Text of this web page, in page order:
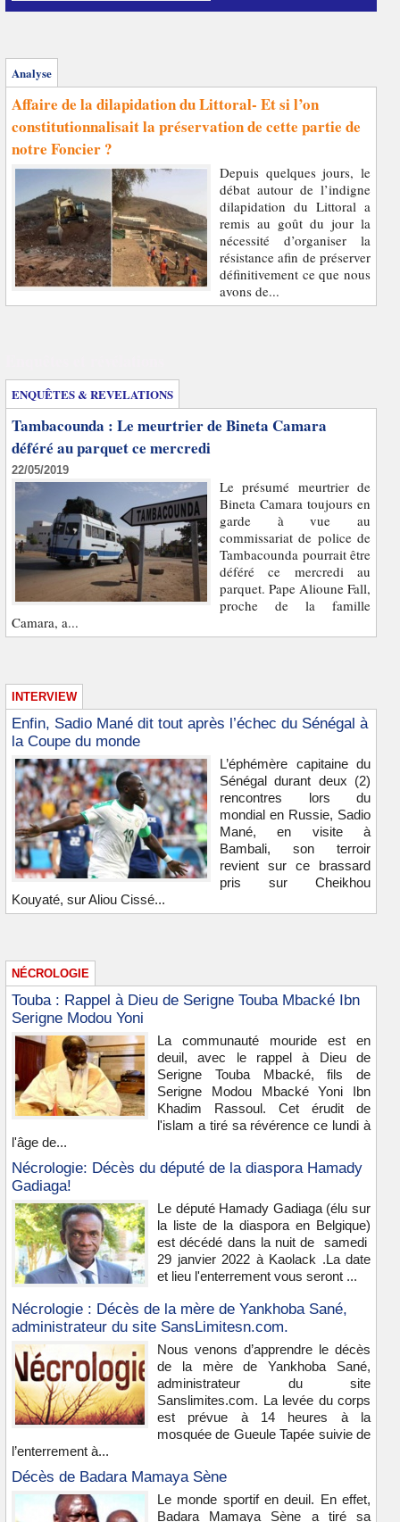
Analyse
Affaire de la dilapidation du Littoral- Et si l’on
constitutionnalisait la préservation de cette partie de
notre Foncier ?
Depuis quelques jours, le
débat autour de l’indigne
dilapidation du Littoral a
remis au goût du jour la
nécessité d’organiser la
résistance afin de préserver
définitivement ce que nous
avons de...
ENQUÊTES & REVELATIONS
Tambacounda : Le meurtrier de Bineta Camara
déféré au parquet ce mercredi
22/05/2019
Le présumé meurtrier de
Bineta Camara toujours en
garde à vue au
commissariat de police de
Tambacounda pourrait être
déféré ce mercredi au
parquet. Pape Alioune Fall,
proche de la famille
Camara, a...
INTERVIEW
Enfin, Sadio Mané dit tout après l’échec du Sénégal à
la Coupe du monde
L’éphémère capitaine du
Sénégal durant deux (2)
rencontres lors du
mondial en Russie, Sadio
Mané, en visite à
Bambali, son terroir
revient sur ce brassard
pris sur Cheikhou
Kouyaté, sur Aliou Cissé...
NÉCROLOGIE
Touba : Rappel à Dieu de Serigne Touba Mbacké Ibn
Serigne Modou Yoni
La communauté mouride est en
deuil, avec le rappel à Dieu de
Serigne Touba Mbacké, fils de
Serigne Modou Mbacké Yoni Ibn
Khadim Rassoul. Cet érudit de
l'islam a tiré sa révérence ce lundi à
l'âge de...
Nécrologie: Décès du député de la diaspora Hamady
Gadiaga!
Le député Hamady Gadiaga (élu sur
la liste de la diaspora en Belgique)
est décédé dans la nuit de samedi
29 janvier 2022 à Kaolack .La date
et lieu l'enterrement vous seront ...
Nécrologie : Décès de la mère de Yankhoba Sané,
administrateur du site SansLimitesn.com.
Nous venons d’apprendre le décès
de la mère de Yankhoba Sané,
administrateur du site
Sanslimites.com. La levée du corps
est prévue à 14 heures à la
mosquée de Gueule Tapée suivie de
l’enterrement à...
Décès de Badara Mamaya Sène
Le monde sportif en deuil. En effet,
Badara Mamaya Sène a tiré sa